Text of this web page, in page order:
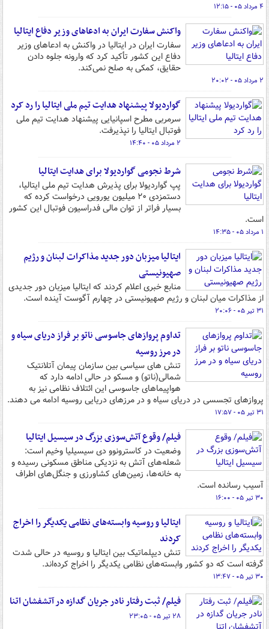
۴ مرداد ۰۵ - ۱۲:۱۵
واکنش سفارت ایران به ادعاهای وزیر دفاع ایتالیا
سفارت ایران در ایتالیا در واکنش به ادعاهای وزیر
دفاع این کشور تأکید کرد که وارونه‌ جلوه دادن
حقایق، کمکی به صلح نمی‌کند.
۲ مرداد ۰۵ - ۲۰:۰۲
گواردیولا پیشنهاد هدایت تیم ملی ایتالیا را رد کرد
سرمربی مطرح اسپانیایی پیشنهاد هدایت تیم ملی
فوتبال ایتالیا را نپذیرفت.
۲ مرداد ۰۵ - ۱۴:۴۰
شرط نجومی گواردیولا برای هدایت ایتالیا
پپ گواردیولا برای پذیرش هدایت تیم ملی ایتالیا،
دستمزدی ۲۰ میلیون یورویی درخواست کرده که
بسیار فراتر از توان مالی فدراسیون فوتبال این کشور
است.
۱ مرداد ۰۵ - ۱۴:۳۵
ایتالیا میزبان دور جدید مذاکرات لبنان و رژیم
صهیونیستی
منابع خبری اعلام کردند که ایتالیا میزبان دور جدیدی
از مذاکرات میان لبنان و رژیم صهیونیستی در چهارم آگوست آینده است.
۳۱ تیر ۰۵ - ۲۰:۰۶
تداوم پروازهای جاسوسی ناتو بر فراز دریای سیاه و
در مرز روسیه
تنش های سیاسی بین سازمان پیمان آتلانتیک
شمالی(ناتو) و مسکو در حالی ادامه دارد که
هواپیماهای جاسوسی این ائتلاف نظامی نیز به
پروازهای تجسسی در دریای سیاه و در مرزهای دریایی روسیه ادامه می دهند.
۳۱ تیر ۰۵ - ۱۷:۵۷
فیلم/ وقوع آتش‌سوزی بزرگ در سیسیل ایتالیا
وضعیت در کاسترونوو دی سیسیلیا وخیم‌ است:
شعله‌های آتش به نزدیکی مناطق مسکونی رسیده و
به خانه‌ها، زمین‌های کشاورزی و جنگل‌های اطراف
آسیب رسانده است.
۳۰ تیر ۰۵ - ۱۶:۰۰
ایتالیا و روسیه وابسته‌های نظامی یکدیگر را اخراج
کردند
تنش دیپلماتیک بین ایتالیا و روسیه در حالی شدت
گرفته است که دو کشور وابسته‌های نظامی یکدیگر را اخراج کرده‌اند.
۳۰ تیر ۰۵ - ۱۳:۴۷
فیلم/ ثبت رفتار نادر جریان گدازه در آتشفشان اتنا
۲۸ تیر ۰۵ - ۲۳:۰۵